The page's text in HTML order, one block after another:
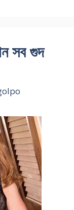
সব গুদ